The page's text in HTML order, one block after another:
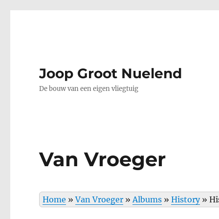
Joop Groot Nuelend
De bouw van een eigen vliegtuig
Van Vroeger
Home »Van Vroeger »Albums »History»